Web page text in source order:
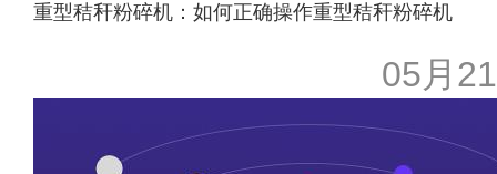
重型秸秆粉碎机：如何正确操作重型秸秆粉碎机
05月21